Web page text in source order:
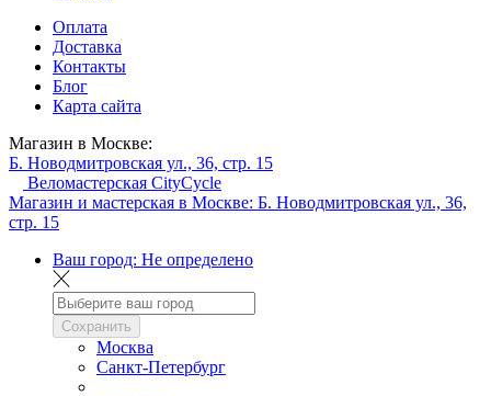
Оплата
Доставка
Контакты
Блог
Карта сайта
Магазин в Москве:
Б. Новодмитровская ул., 36, стр. 15
Веломастерская CityCycle
Магазин и мастерская в Москве: Б. Новодмитровская ул., 36,
стр. 15
Ваш город: Не определено
Сохранить
Москва
Санкт-Петербург